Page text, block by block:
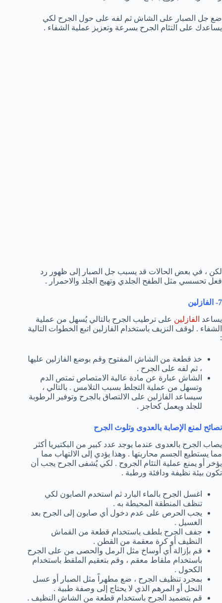
ضع جل الصبار على الشاش ثم لفه على حول الجرح لكي
يساعدك على التئام الجرح بسرعة وتعزيز عملية الشفاء .
لكن ، في بعض الحالات قد يسبب جل الصبار إلى ظهور رد
فعل تحسسي مثل الطفح الجلدي وتهيج الجلد والاحمرار .
7- الفازلين
يساعد الفازلين على ترطيب الجرح بالتالي يُسهل من عملية
الشفاء . لوقف النزيف باستخدام الفازلين اتبع الخطوات التالية
:
خذ قطعة من الشاش المفتوح وقم بوضع الفازلين عليها
، ثم لفه على الجرح .
الشاش عبارة عن مادة عالية الامتصاص تمتص الدم
وتسهل من عملية التجلط بسبب التلامس . بالتالي ،
سيساعد الفازلين على الالتصاق بالجرح وتوفير الرطوبة
للجلد ويعمل كحاجز .
نصائح لمنع الإصابة بالعدوى وتلوث الجرح
يصاب الجرح بالعدوى عندما يوجد عدد كبير من البكتيريا أكثر
مما يستطيع الجسم محاربتها . وهذا يؤدي إلى الالتهاب مما
يؤخر أو يمنع عملية التئام الجروح . لكي يُشفى الجرح يجب أن
تكون بيئة نظيفة ودافئة ورطبة .
اغسل الجرح بالماء البارد ثم استخدم الصابون لكي
تنظف المنطقة المحيطة به .
يجب الحرص على عدم دخول أي صابون إلى الجرح بعد
الغسيل .
جفف الجرح بلطف باستخدام قطعة من القماش
النظيف أو كرة معقمة من القطن .
قم بإزالة أي أوساخ مثل الرمل والحصى من على الجرح
باستخدام ملقاط معقم ، وقم بتعقيم الملقط باستخدام
الكحول .
بمجرد تنظيف الجرح ، ضع مطهراً مثل الصبار أو عسل
النحل أو المرهم الذي لا يحتاج إلى وصفة طبية .
قم بتضميد الجرح باستخدام قطعة من الشاش النظيف .